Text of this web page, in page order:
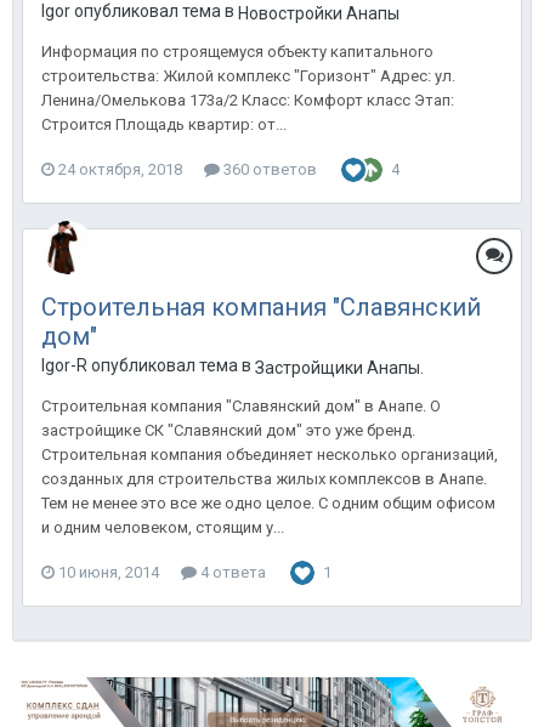
Igor опубликовал тема в Новостройки Анапы
Информация по строящемуся объекту капитального
строительства: Жилой комплекс "Горизонт" Адрес: ул.
Ленина/Омелькова 173а/2 Класс: Комфорт класс Этап:
Строится Площадь квартир: от...
24 октября, 2018 360 ответов 4
Строительная компания "Славянский
дом"
Igor-R опубликовал тема в Застройщики Анапы.
Строительная компания "Славянский дом" в Анапе. О
застройщике СК "Славянский дом" это уже бренд.
Строительная компания объединяет несколько организаций,
созданных для строительства жилых комплексов в Анапе.
Тем не менее это все же одно целое. С одним общим офисом
и одним человеком, стоящим у...
10 июня, 2014 4 ответа 1